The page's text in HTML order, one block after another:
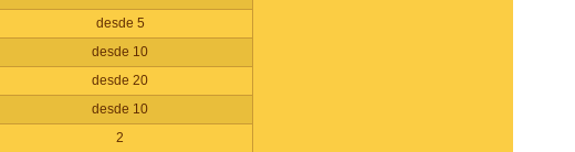
desde 5
desde 10
desde 20
desde 10
2